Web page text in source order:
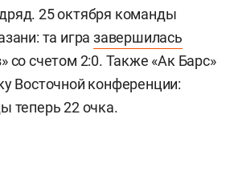
25 октября команды
та игразавершилась
со счетом 2:0. Также «Ак Барс»
Восточной конференции:
теперь 22 очка.